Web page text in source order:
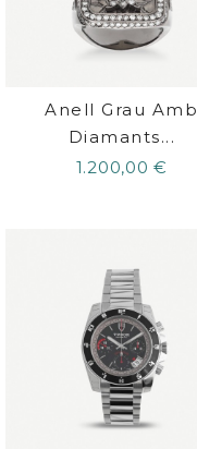
Anell Grau Amb
Diamants...
1.200,00 €